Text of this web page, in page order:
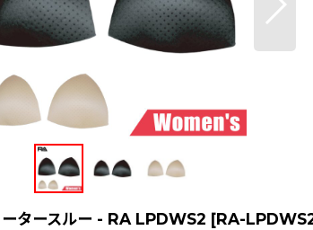
ータースルー - RA LPDWS2 [RA-